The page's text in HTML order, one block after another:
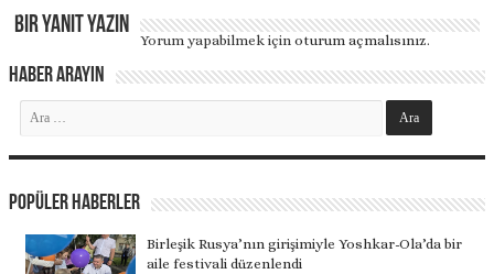
Bir yanıt yazın
Yorum yapabilmek içinoturum açmalısınız.
Haber Arayın
Popüler Haberler
Birleşik Rusya’nın girişimiyle Yoshkar-Ola’da bir
aile festivali düzenlendi